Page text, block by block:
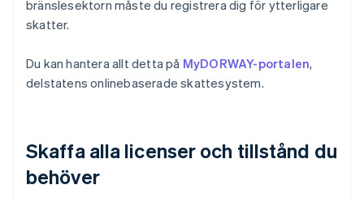
bränslesektorn måste du registrera dig för ytterligare
skatter.
Du kan hantera allt detta på MyDORWAY-portalen,
delstatens onlinebaserade skattesystem.
Skaffa alla licenser och tillstånd du
behöver